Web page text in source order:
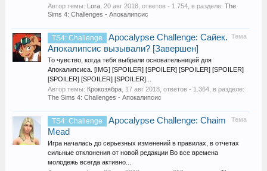
Автор темы: Lora, 20 авг 2018, ответов - 1.754, в разделе: The
Sims 4: Challenges - Апокалипсис
Тема
TS4: Challenge
Apocalypse Challenge: Сайек.
Апокалипсис вызывали? [Завершен]
То чувство, когда тебя выбрали основательницей для
Апокалипсиса. [IMG] [SPOILER] [SPOILER] [SPOILER] [SPOILER]
[SPOILER] [SPOILER] [SPOILER]...
Автор темы: Крокозябра, 17 авг 2018, ответов - 1.364, в разделе:
The Sims 4: Challenges - Апокалипсис
Тема
TS4: Challenge
Apocalypse Challenge: Chaim
Mead
Игра началась до серьезных изменений в правилах, в отчетах
сильные отклонения от новой редакции Во все времена
молодежь всегда активно...